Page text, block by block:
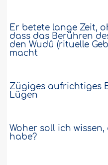
Er betete lange Zeit,
dass das Berühren
den Wudû (rituelle
macht
Zügiges aufrichtiges
Lügen
Woher soll ich
habe?